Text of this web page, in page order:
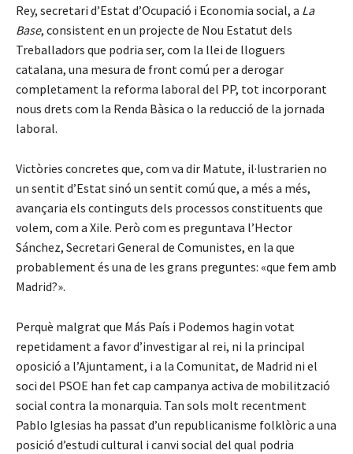
Rey, secretari d’Estat d’Ocupació i Economia social, a La
Base, consistent en un projecte de Nou Estatut dels
Treballadors que podria ser, com la llei de lloguers
catalana, una mesura de front comú per a derogar
completament la reforma laboral del PP, tot incorporant
nous drets com la Renda Bàsica o la reducció de la jornada
laboral.
Victòries concretes que, com va dir Matute, il·lustrarien no
un sentit d’Estat sinó un sentit comú que, a més a més,
avançaria els continguts dels processos constituents que
volem, com a Xile. Però com es preguntava l’Hector
Sánchez, Secretari General de Comunistes, en la que
probablement és una de les grans preguntes: «que fem amb
Madrid?».
Perquè malgrat que Más País i Podemos hagin votat
repetidament a favor d’investigar al rei, ni la principal
oposició a l’Ajuntament, i a la Comunitat, de Madrid ni el
soci del PSOE han fet cap campanya activa de mobilització
social contra la monarquia. Tan sols molt recentment
Pablo Iglesias ha passat d’un republicanisme folklòric a una
posició d’estudi cultural i canvi social del qual podria